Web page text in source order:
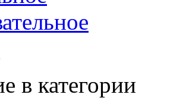
в категории